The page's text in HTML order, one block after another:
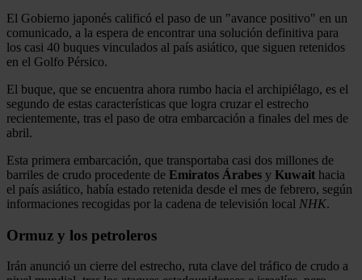
El Gobierno japonés calificó el paso de un "avance positivo" en un
comunicado, a la espera de encontrar una solución definitiva para
los casi 40 buques vinculados al país asiático, que siguen retenidos
en el Golfo Pérsico.
El buque, que se encuentra ahora rumbo hacia el archipiélago, es el
segundo de estas características que logra cruzar el estrecho
recientemente, tras el paso de otra embarcación a finales del mes de
abril.
Esta primera embarcación, que transportaba casi dos millones de
barriles de crudo procedente de Emiratos Árabes y Kuwait hacia
el país asiático, había estado retenida desde el mes de febrero, según
informaciones recogidas por la cadena de televisión local NHK.
Ormuz y los petroleros
Irán anunció un cierre del estrecho, ruta clave del tráfico de crudo a